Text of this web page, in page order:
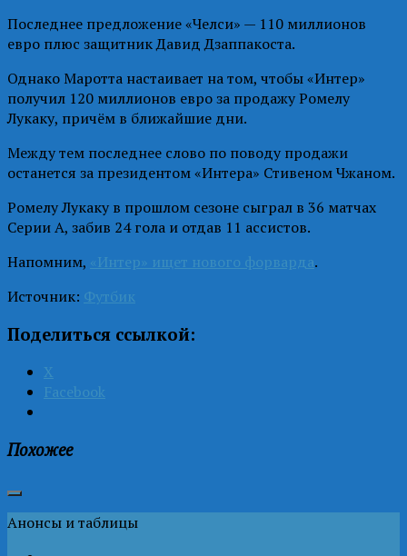
Последнее предложение «Челси» — 110 миллионов
евро плюс защитник Давид Дзаппакоста.
Однако Маротта настаивает на том, чтобы «Интер»
получил 120 миллионов евро за продажу Ромелу
Лукаку, причём в ближайшие дни.
Между тем последнее слово по поводу продажи
останется за президентом «Интера» Стивеном Чжаном.
Ромелу Лукаку в прошлом сезоне сыграл в 36 матчах
Серии А, забив 24 гола и отдав 11 ассистов.
Напомним, «Интер» ищет нового форварда.
Источник: Футбик
Поделиться ссылкой:
X
Facebook
Похожее
Анонсы и таблицы